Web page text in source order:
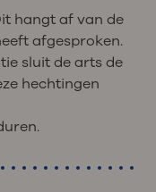
hangt af van de
afgesproken.
sluit de arts de
hechtingen